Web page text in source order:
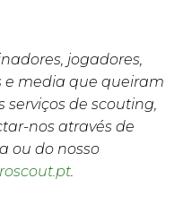
jogadores,
e media que queiram
serviços de scouting,
nos através de
ou do nosso
.